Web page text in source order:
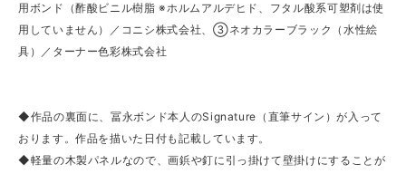
用ボンド（酢酸ビニル樹脂 ※ホルムアルデヒド、フタル酸系可塑剤は使
用していません）／コニシ株式会社、③ネオカラーブラック（水性絵
具）／ターナー色彩株式会社
◆作品の裏面に、冨永ボンド本人のSignature（直筆サイン）が入って
おります。作品を描いた日付も記載しています。
◆軽量の木製パネルなので、画鋲や釘に引っ掛けて壁掛けにすることが